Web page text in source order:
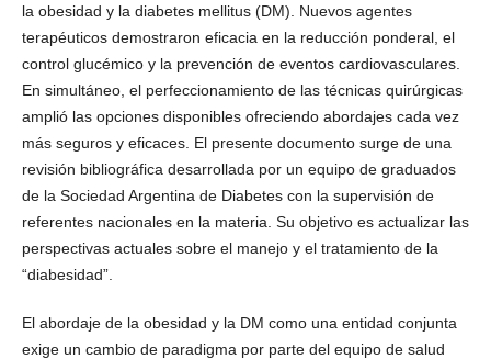
la obesidad y la diabetes mellitus (DM). Nuevos agentes
terapéuticos demostraron eficacia en la reducción ponderal, el
control glucémico y la prevención de eventos cardiovasculares.
En simultáneo, el perfeccionamiento de las técnicas quirúrgicas
amplió las opciones disponibles ofreciendo abordajes cada vez
más seguros y eficaces. El presente documento surge de una
revisión bibliográfica desarrollada por un equipo de graduados
de la Sociedad Argentina de Diabetes con la supervisión de
referentes nacionales en la materia. Su objetivo es actualizar las
perspectivas actuales sobre el manejo y el tratamiento de la
“diabesidad”.
El abordaje de la obesidad y la DM como una entidad conjunta
exige un cambio de paradigma por parte del equipo de salud